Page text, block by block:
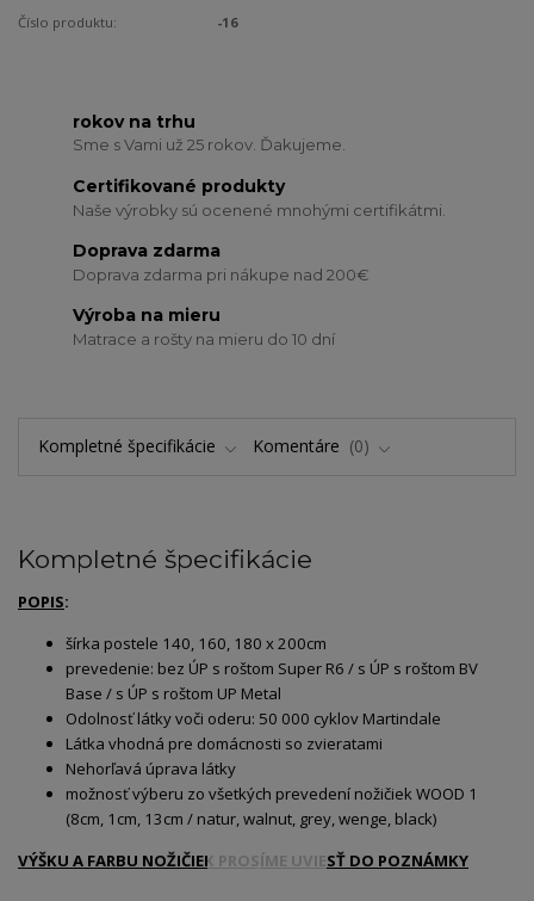
Číslo produktu: -16
rokov na trhu
Sme s Vami už 25 rokov. Ďakujeme.
Certifikované produkty
Naše výrobky sú ocenené mnohými certifikátmi.
Doprava zdarma
Doprava zdarma pri nákupe nad 200€
Výroba na mieru
Matrace a rošty na mieru do 10 dní
Kompletné špecifikácie Komentáre 0
Kompletné špecifikácie
POPIS:
šírka postele 140, 160, 180 x 200cm
prevedenie: bez ÚP s roštom Super R6 / s ÚP s roštom BV
Base / s ÚP s roštom UP Metal
Odolnosť látky voči oderu: 50 000 cyklov Martindale
Látka vhodná pre domácnosti so zvieratami
Nehorľavá úprava látky
možnosť výberu zo všetkých prevedení nožičiek WOOD 1
(8cm, 1cm, 13cm / natur, walnut, grey, wenge, black)
VÝŠKU A FARBU NOŽIČIEK PROSÍME UVIESŤ DO POZNÁMKY